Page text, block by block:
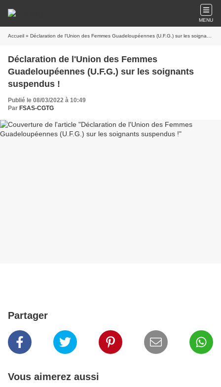
MENU
Accueil » Déclaration de l'Union des Femmes Guadeloupéennes (U.F.G.) sur les soignants suspendus !
Déclaration de l'Union des Femmes
Guadeloupéennes (U.F.G.) sur les soignants
suspendus !
Publié le 08/03/2022 à 10:49
Par FSAS-CGTG
Partager
Vous aimerez aussi